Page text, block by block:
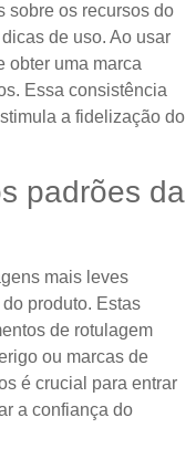
sobre os recursos do
de uso. Ao usar
obter uma marca
Essa consistência
a fidelização do
padrões da
mais leves
produto. Estas
de rotulagem
ou marcas de
é crucial para entrar
a confiança do